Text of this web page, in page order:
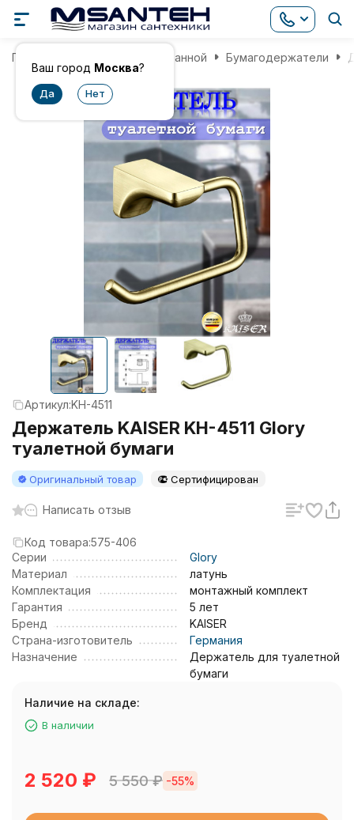
Ваш город Москва?
Главная Аксессуары для ванной Бумагодержатели
Артикул:KH-4511
Держатель KAISER KH-4511 Glory
туалетной бумаги
Оригинальный товар Сертифицирован
Написать отзыв
Код товара:575-406
Серии
Glory
Материал
латунь
Комплектация
монтажный комплект
Гарантия
5 лет
Бренд
KAISER
Страна-изготовитель
Германия
Назначение
Держатель для туалетной
бумаги
Наличие на складе:
В наличии
2 520 ₽ 5 550₽ -55%